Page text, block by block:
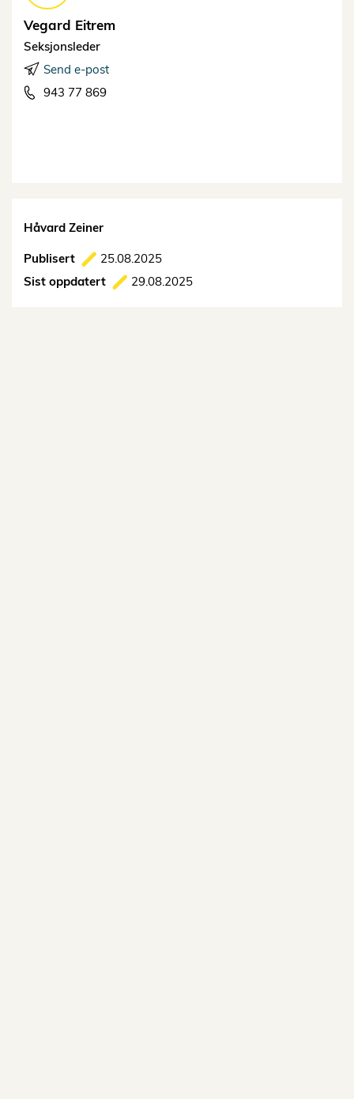
Vegard Eitrem
Seksjonsleder
Send e-post
943 77 869
Håvard Zeiner
Publisert
25.08.2025
Sist oppdatert
29.08.2025